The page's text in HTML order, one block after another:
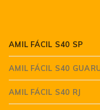
AMIL FÁCIL S40 SP
AMIL FÁCIL S40
AMIL FÁCIL S40 RJ